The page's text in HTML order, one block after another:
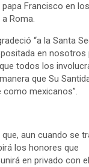
Francisco en los
Roma.
“a la Santa
en nosotros
todos los
que Su
mexicanos”.
aun cuando se
los honores que
en privado con el